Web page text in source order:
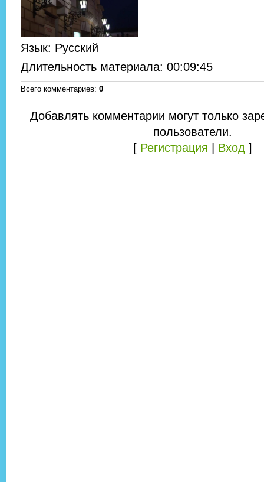
Язык: Русский
Длительность материала: 00:09:45
Всего комментариев: 0
Добавлять комментарии могут только
пользователи.
[ Регистрация Вход ]